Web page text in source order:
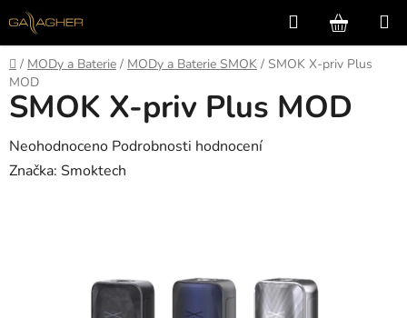
Přejít
na
obsah
Hledat
KOŠÍK
Domů
/ MODy a Baterie / MODy a Baterie SMOK / SMOK X-priv Plus
MOD
SMOK X-priv Plus MOD
Průměrné
hodnocení
Neohodnoceno Podrobnosti hodnocení
Značka: Smoktech